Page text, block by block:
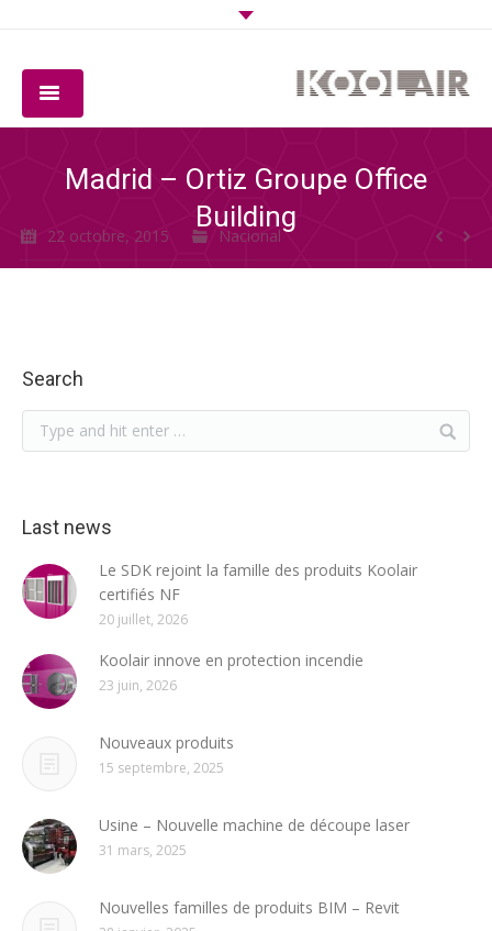
Madrid – Ortiz Groupe Office
Building
22 octobre, 2015 Nacional
Search
Last news
Le SDK rejoint la famille des produits Koolair
certifiés NF
20 juillet, 2026
Koolair innove en protection incendie
23 juin, 2026
Nouveaux produits
15 septembre, 2025
Usine – Nouvelle machine de découpe laser
31 mars, 2025
Nouvelles familles de produits BIM – Revit